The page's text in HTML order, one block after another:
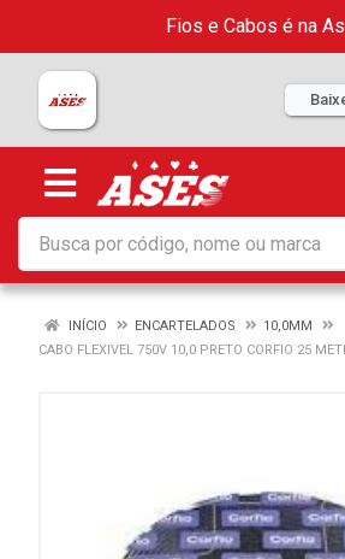
Fios e Cabos é na
INÍCIO ENCARTELADOS
10,0MM
CABO FLEXIVEL 750V 10,0 PRETO CORFIO 25